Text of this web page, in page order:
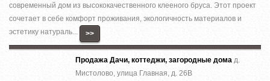
современный дом из высококачественного клееного бруса. Этот проект
сочетает в себе комфорт проживания, экологичность материалов и
эстетику натураль...
>>
Продажа Дачи, коттеджи, загородные дома д.
Мистолово, улица Главная, д. 26В